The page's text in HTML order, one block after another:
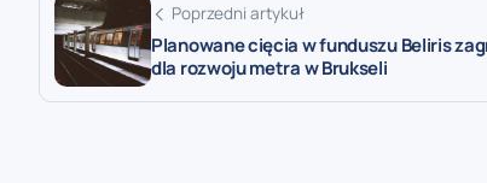
Poprzedni artykuł
Planowane cięcia w funduszu Beliris
dla rozwoju metra w Brukseli